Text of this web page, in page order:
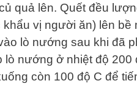
quả lên. Quết đều
vị người ăn) lên bề
lò nướng sau khi đã
lò nướng ở nhiệt độ
còn 100 độ C để